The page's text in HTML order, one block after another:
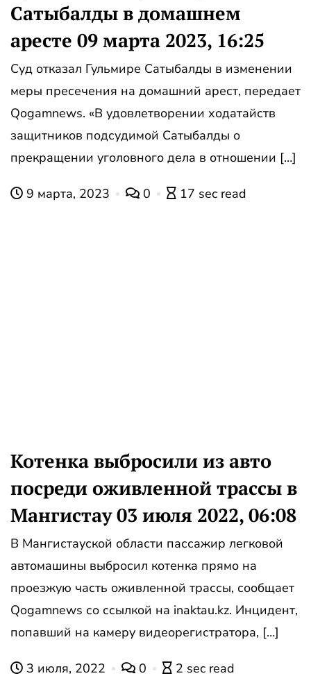
Сатыбалды в домашнем
аресте 09 марта 2023, 16:25
Суд отказал Гульмире Сатыбалды в изменении
меры пресечения на домашний арест, передает
Qogamnews. «В удовлетворении ходатайств
защитников подсудимой Сатыбалды о
прекращении уголовного дела в отношении […]
9 марта, 2023 0 17 sec read
Котенка выбросили из авто
посреди оживленной трассы в
Мангистау 03 июля 2022, 06:08
В Мангистауской области пассажир легковой
автомашины выбросил котенка прямо на
проезжую часть оживленной трассы, сообщает
Qogamnews со ссылкой на inaktau.kz. Инцидент,
попавший на камеру видеорегистратора, […]
3 июля, 2022 0 2 sec read